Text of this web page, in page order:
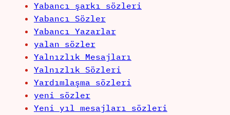
Yabancı şarkı sözleri
Yabancı Sözler
Yabancı Yazarlar
yalan sözler
Yalnızlık Mesajları
Yalnızlık Sözleri
Yardımlaşma sözleri
yeni sözler
Yeni yıl mesajları sözleri